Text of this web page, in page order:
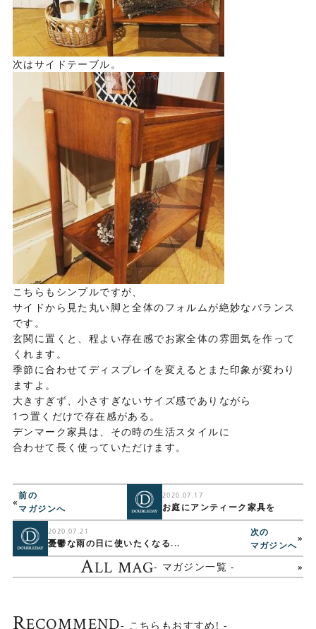
次はサイドテーブル。
こちらもシンプルですが、
サイドから見た丸い脚と全体のフォルムが絶妙なバランス
です。
玄関に置くと、程よい存在感でお家全体の雰囲気を作って
くれます。
季節に合わせてディスプレイを変えるとまた印象が変わり
ますよ。
大きすぎず、小さすぎないサイズ感でありながら
1つ置くだけで存在感がある。
デンマーク家具は、その時の生活スタイルに
合わせて長く使っていただけます。
2020.07.17
お庭にアンティーク家具を
«
前の
マガジンへ
ALL MAG- マガジン一覧 -
2020.07.21
憂鬱な雨の日に使いたくなる...
次の
マガジンへ
»
RECOMMEND- こちらもおすすめ! -